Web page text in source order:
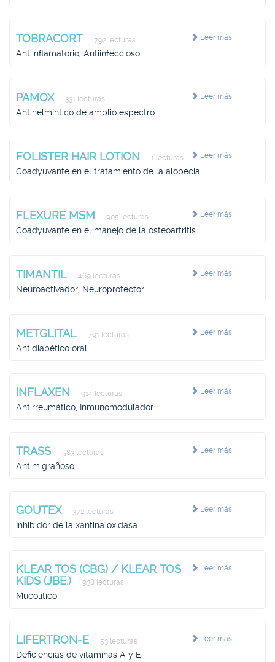
Leer más
TOBRACORT 792 lecturas
Antiinflamatorio, Antiinfeccioso
Leer más
PAMOX 331 lecturas
Antihelmíntico de amplio espectro
Leer más
FOLISTER HAIR LOTION 1 lecturas
Coadyuvante en el tratamiento de la alopecia
Leer más
FLEXURE MSM 905 lecturas
Coadyuvante en el manejo de la osteoartritis
Leer más
TIMANTIL 469 lecturas
Neuroactivador, Neuroprotector
Leer más
METGLITAL 791 lecturas
Antidiabético oral
Leer más
INFLAXEN 914 lecturas
Antirreumático, Inmunomodulador
Leer más
TRASS 583 lecturas
Antimigrañoso
Leer más
GOUTEX 372 lecturas
Inhibidor de la xantina oxidasa
Leer más
KLEAR TOS (CBG) / KLEAR TOS
KIDS (JBE.)
938 lecturas
Mucolítico
Leer más
LIFERTRON-E 53 lecturas
Deficiencias de vitaminas A y E